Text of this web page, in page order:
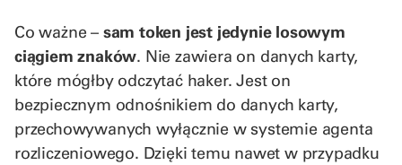
Co ważne – sam token jest jedynie losowym
ciągiem znaków. Nie zawiera on danych karty,
które mógłby odczytać haker. Jest on
bezpiecznym odnośnikiem do danych karty,
przechowywanych wyłącznie w systemie agenta
rozliczeniowego. Dzięki temu nawet w przypadku